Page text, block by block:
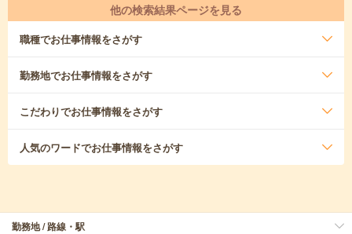
他の検索結果ページを見る
職種でお仕事情報をさがす
勤務地でお仕事情報をさがす
こだわりでお仕事情報をさがす
人気のワードでお仕事情報をさがす
勤務地 / 路線・駅